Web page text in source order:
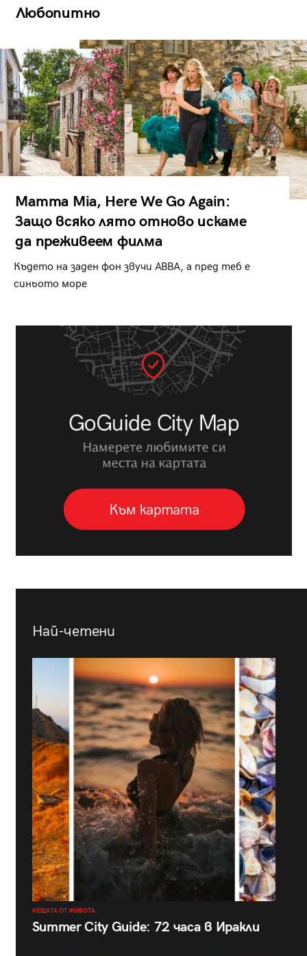
Любопитно
Mamma Mia, Here We Go Again:
Защо всяко лято отново искаме
да преживеем филма
Където на заден фон звучи ABBA, а пред теб е
синьото море
Най-четени
НЕЩАТА ОТ ЖИВОТА
Summer City Guide: 72 часа в Иракли